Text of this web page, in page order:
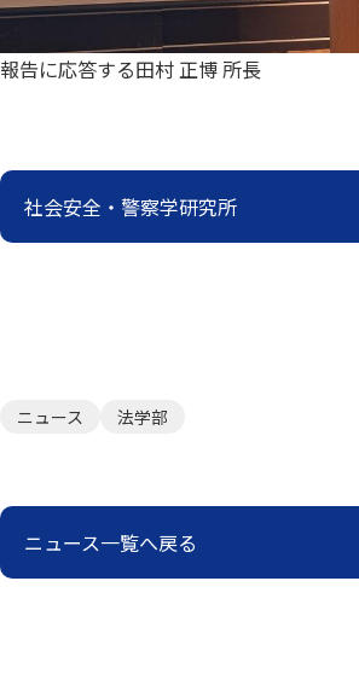
報告に応答する田村 正博 所長
社会安全・警察学研究所
ニュース 法学部
ニュース一覧へ戻る